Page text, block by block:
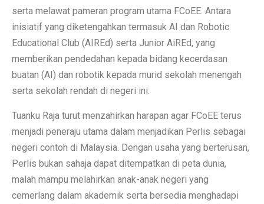
serta melawat pameran program utama FCoEE. Antara
inisiatif yang diketengahkan termasuk AI dan Robotic
Educational Club (AIREd) serta Junior AiREd, yang
memberikan pendedahan kepada bidang kecerdasan
buatan (AI) dan robotik kepada murid sekolah menengah
serta sekolah rendah di negeri ini.
Tuanku Raja turut menzahirkan harapan agar FCoEE terus
menjadi peneraju utama dalam menjadikan Perlis sebagai
negeri contoh di Malaysia. Dengan usaha yang berterusan,
Perlis bukan sahaja dapat ditempatkan di peta dunia,
malah mampu melahirkan anak-anak negeri yang
cemerlang dalam akademik serta bersedia menghadapi